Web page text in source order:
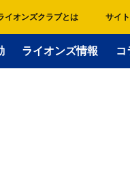
イオンズクラブとは サイ
ライオンズ情報 コ